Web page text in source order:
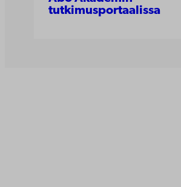
tutkimusportaalissa